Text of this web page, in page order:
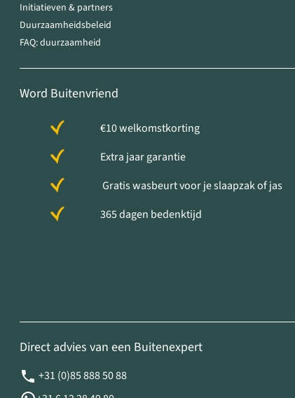
Initiatieven & partners
Duurzaamheidsbeleid
FAQ: duurzaamheid
Word Buitenvriend
€10 welkomstkorting
Extra jaar garantie
Gratis wasbeurt voor je slaapzak of jas
365 dagen bedenktijd
Direct advies van een Buitenexpert
+31 (0)85 888 50 88